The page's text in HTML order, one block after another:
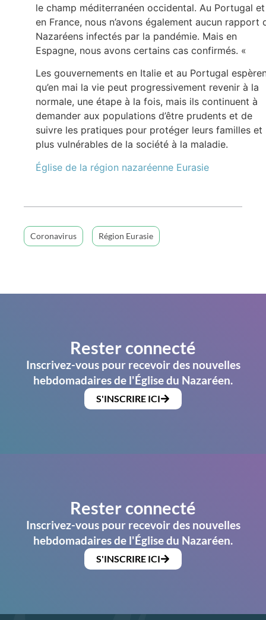
le champ méditerranéen occidental. Au Portugal et
en France, nous n’avons également aucun rapport
Nazaréens infectés par la pandémie. Mais en
Espagne, nous avons certains cas confirmés. «
Les gouvernements en Italie et au Portugal
qu’en mai la vie peut progressivement revenir à la
normale, une étape à la fois, mais ils continuent à
demander aux populations d’être prudents et de
suivre les pratiques pour protéger leurs familles et
plus vulnérables de la société à la maladie.
Église de la région nazaréenne Eurasie
Coronavirus Région Eurasie
Rester connecté
Inscrivez-vous pour recevoir des nouvelles
hebdomadaires de l'Église du Nazaréen.
S'INSCRIRE ICI
Rester connecté
Inscrivez-vous pour recevoir des nouvelles
hebdomadaires de l'Église du Nazaréen.
S'INSCRIRE ICI